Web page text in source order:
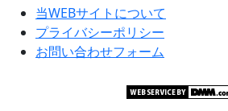
当WEBサイトについて
プライバシーポリシー
お問い合わせフォーム